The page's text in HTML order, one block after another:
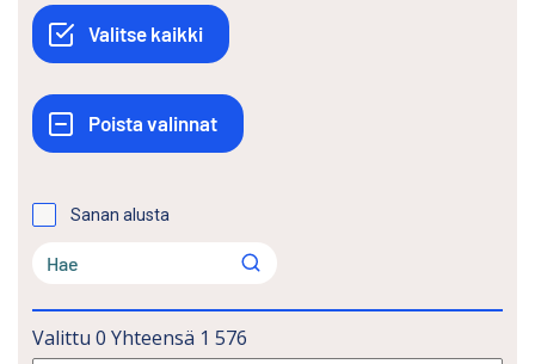
Sanan alusta
Valittu 0 Yhteensä 1 576